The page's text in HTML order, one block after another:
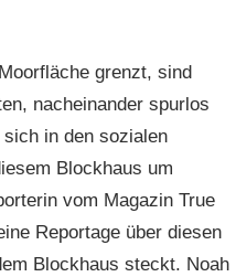
grenzt, sind
nacheinander spurlos
in den sozialen
Blockhaus um
vom Magazin True
Reportage über diesen
Blockhaus steckt. Noah